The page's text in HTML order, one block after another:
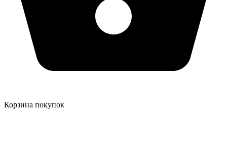
Корзина покупок